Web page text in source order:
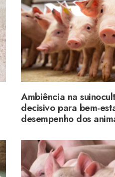
Ambiência na
decisivo para bem-
desempenho dos